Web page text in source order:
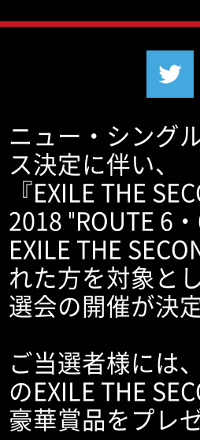
ニュー・シング
ス決定に伴い、
『EXILE THE
2018 "ROUTE 6
EXILE THE
れた方を対象と
選会の開催が決
ご当選者様には
のEXILE THE
豪華賞品をプレ